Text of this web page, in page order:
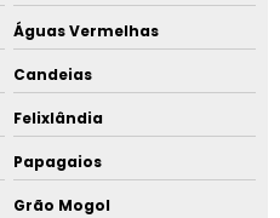
Águas Vermelhas
Candeias
Felixlândia
Papagaios
Grão Mogol